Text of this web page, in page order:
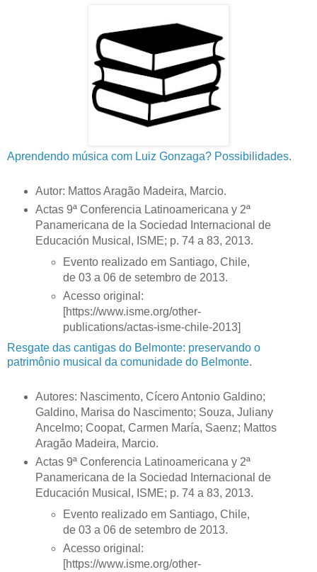
Aprendendo música com Luiz Gonzaga? Possibilidades.
Autor: Mattos Aragão Madeira, Marcio.
Actas 9ª Conferencia Latinoamericana y 2ª
Panamericana de la Sociedad Internacional de
Educación Musical, ISME; p. 74 a 83, 2013.
Evento realizado em Santiago, Chile,
de 03 a 06 de setembro de 2013.
Acesso original:
[https://www.isme.org/other-
publications/actas-isme-chile-2013]
Resgate das cantigas do Belmonte: preservando o
patrimônio musical da comunidade do Belmonte.
Autores: Nascimento, Cícero Antonio Galdino;
Galdino, Marisa do Nascimento; Souza, Juliany
Ancelmo; Coopat, Carmen María, Saenz; Mattos
Aragão Madeira, Marcio.
Actas 9ª Conferencia Latinoamericana y 2ª
Panamericana de la Sociedad Internacional de
Educación Musical, ISME; p. 74 a 83, 2013.
Evento realizado em Santiago, Chile,
de 03 a 06 de setembro de 2013.
Acesso original:
[https://www.isme.org/other-